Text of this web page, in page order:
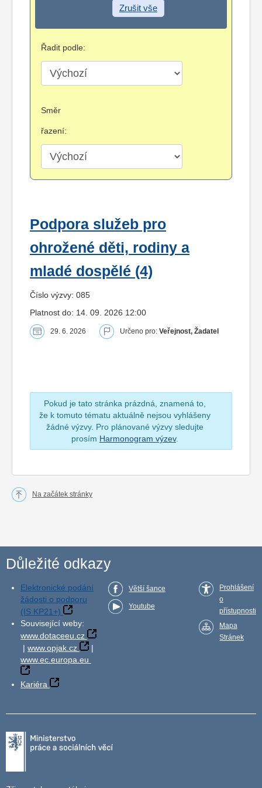
Zrušit vše
Řadit podle:
Směr
řazení:
Podpora služeb pro
ohrožené děti, rodiny a
mladé dospělé (4)
Číslo výzvy: 085
Platnost do: 14. 09. 2026 12:00
29. 6. 2026 Určeno pro: Veřejnost, Žadatel
Pokud je tato stránka prázdná, znamená to,
že k tomuto tématu aktuálně nejsou vyhlášeny
žádné výzvy. Pro plánované výzvy sledujte
prosím Harmonogram výzev.
Na začátek stránky
Důležité odkazy
Elektronické podání
žádosti o podporu
(IS KP21+)
Související weby:
www.dotaceeu.cz
| www.opjak.cz
|
www.ec.europa.eu
Kariéra
Větší šance
Youtube
Prohlášení
o
přístupnosti
Mapa
Stránek